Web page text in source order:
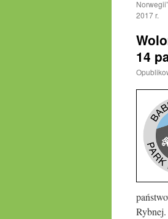
2017 r.
14
Rybnej.